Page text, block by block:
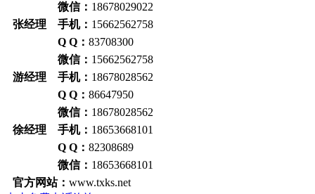
微信： 18678029022
张经理 手机： 15662562758
Q Q： 83708300
微信： 15662562758
游经理 手机： 18678028562
Q Q： 86647950
微信： 18678028562
徐经理 手机： 18653668101
Q Q： 82308689
微信： 18653668101
官方网站： www.txks.net